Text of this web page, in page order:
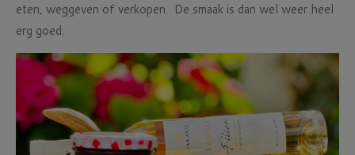
eten, weggeven of verkopen. De smaak is dan wel weer heel
erg goed.